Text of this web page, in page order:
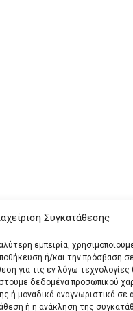
Συγκατάθεσης
εμπειρία,
ή/και την πρόσβαση
για τις εν λόγω τεχνολογίες
δεδομένα προσωπικού
ή μοναδικά αναγνωριστικά σε
ή η ανάκληση της